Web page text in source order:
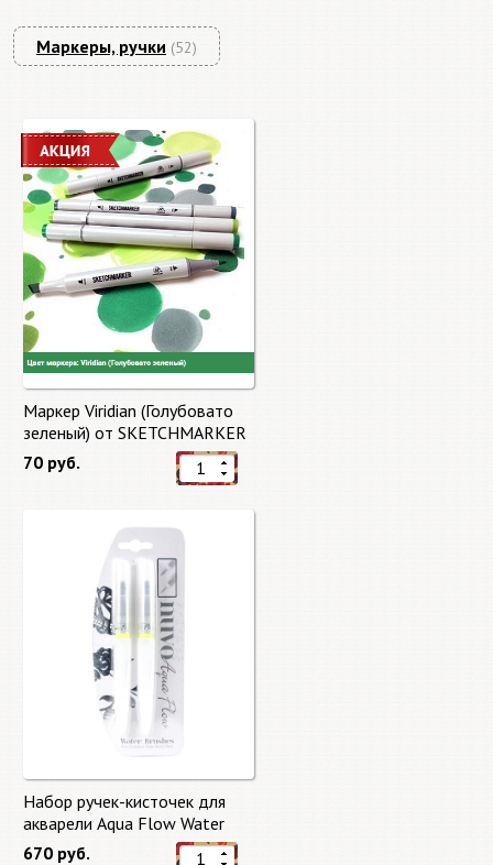
Маркеры, ручки (52)
Маркер Viridian (Голубовато
зеленый) от SKETCHMARKER
70 руб.
Набор ручек-кисточек для
акварели Aqua Flow Water
Brushes
670 руб.